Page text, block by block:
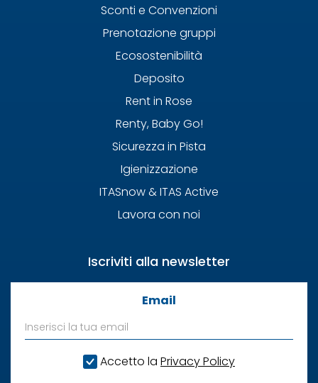
Sconti e Convenzioni
Prenotazione gruppi
Ecosostenibilità
Deposito
Rent in Rose
Renty, Baby Go!
Sicurezza in Pista
Igienizzazione
ITASnow & ITAS Active
Lavora con noi
Iscriviti alla newsletter
Email
Accetto la Privacy Policy